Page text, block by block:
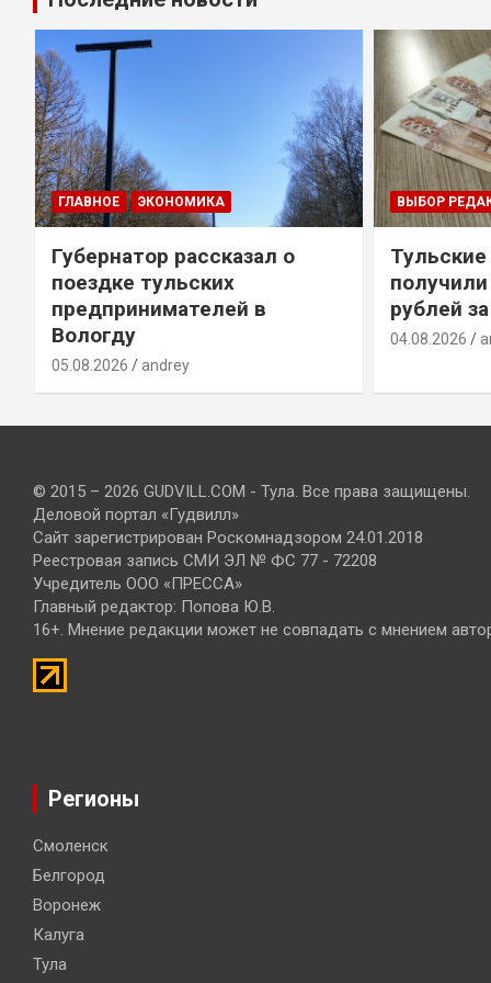
ГЛАВНОЕ ЭКОНОМИКА
Губернатор рассказал о
поездке тульских
предпринимателей в
Вологду
05.08.2026 andrey
ВЫБОР
рублей
04.08.2026
© 2015 – 2026 GUDVILL.COM - Тула. Все права защищены.
Деловой портал «Гудвилл»
Сайт зарегистрирован Роскомнадзором 24.01.2018
Реестровая запись СМИ ЭЛ № ФС 77 - 72208
Учредитель ООО «ПРЕССА»
Главный редактор: Попова Ю.В.
16+. Мнение редакции может не совпадать с мнением
Регионы
Смоленск
Белгород
Воронеж
Калуга
Тула